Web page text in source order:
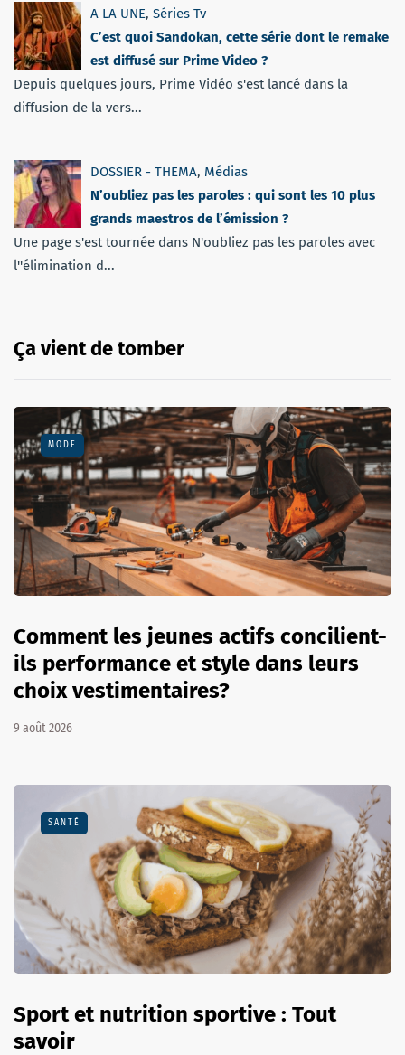
A LA UNE, Séries Tv
C’est quoi Sandokan, cette série dont le remake
est diffusé sur Prime Video ?
Depuis quelques jours, Prime Vidéo s'est lancé dans la
diffusion de la vers...
DOSSIER - THEMA, Médias
N’oubliez pas les paroles : qui sont les 10 plus
grands maestros de l’émission ?
Une page s'est tournée dans N'oubliez pas les paroles avec
l''élimination d...
Ça vient de tomber
MODE
Comment les jeunes actifs concilient-
ils performance et style dans leurs
choix vestimentaires?
9 août 2026
SANTÉ
Sport et nutrition sportive : Tout
savoir